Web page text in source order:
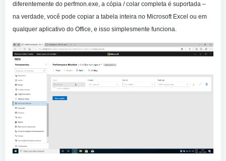
diferentemente do perfmon.exe, a cópia / colar completa é suportada –
na verdade, você pode copiar a tabela inteira no Microsoft Excel ou em
qualquer aplicativo do Office, e isso simplesmente funciona.